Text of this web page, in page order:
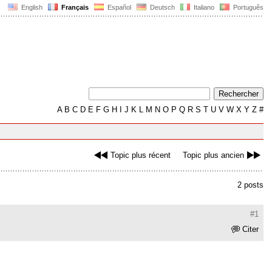
English Français Español Deutsch Italiano Português
AB C D E F G H J K L M N O P Q R S T U V W X Y Z #
Topic plus récent Topic plus ancien
2 posts
#1
Citer